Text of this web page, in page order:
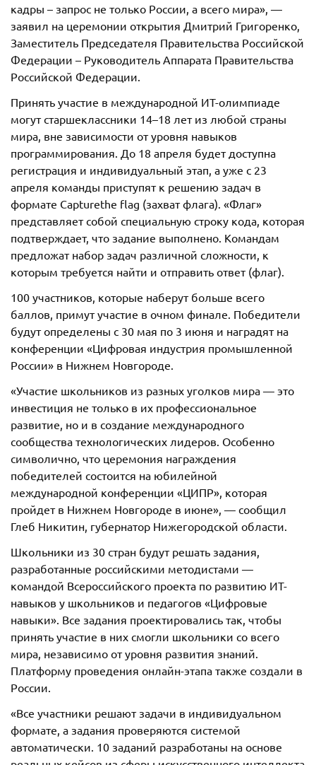
кадры – запрос не только России, а всего мира», —
заявил на церемонии открытия Дмитрий Григоренко,
Заместитель Председателя Правительства Российской
Федерации – Руководитель Аппарата Правительства
Российской Федерации.
Принять участие в международной ИТ-олимпиаде
могут старшеклассники 14–18 лет из любой страны
мира, вне зависимости от уровня навыков
программирования. До 18 апреля будет доступна
регистрация и индивидуальный этап, а уже с 23
апреля команды приступят к решению задач в
формате Capturethe flag (захват флага). «Флаг»
представляет собой специальную строку кода, которая
подтверждает, что задание выполнено. Командам
предложат набор задач различной сложности, к
которым требуется найти и отправить ответ (флаг).
100 участников, которые наберут больше всего
баллов, примут участие в очном финале. Победители
будут определены с 30 мая по 3 июня и наградят на
конференции «Цифровая индустрия промышленной
России» в Нижнем Новгороде.
«Участие школьников из разных уголков мира — это
инвестиция не только в их профессиональное
развитие, но и в создание международного
сообщества технологических лидеров. Особенно
символично, что церемония награждения
победителей состоится на юбилейной
международной конференции «ЦИПР», которая
пройдет в Нижнем Новгороде в июне», — сообщил
Глеб Никитин, губернатор Нижегородской области.
Школьники из 30 стран будут решать задания,
разработанные российскими методистами —
командой Всероссийского проекта по развитию ИТ-
навыков у школьников и педагогов «Цифровые
навыки». Все задания проектировались так, чтобы
принять участие в них смогли школьники со всего
мира, независимо от уровня развития знаний.
Платформу проведения онлайн-этапа также создали в
России.
«Все участники решают задачи в индивидуальном
формате, а задания проверяются системой
автоматически. 10 заданий разработаны на основе